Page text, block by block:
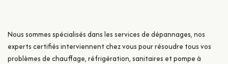
Nous sommes spécialisés dans les services de dépannages, nos
experts certifiés interviennent chez vous pour résoudre tous vos
problèmes de chauffage, réfrigération, sanitaires et pompe à